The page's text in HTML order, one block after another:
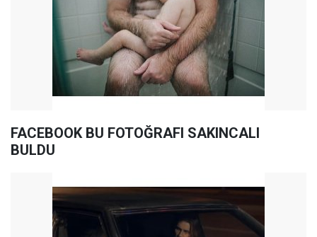
FACEBOOK BU FOTOĞRAFI SAKINCALI
BULDU